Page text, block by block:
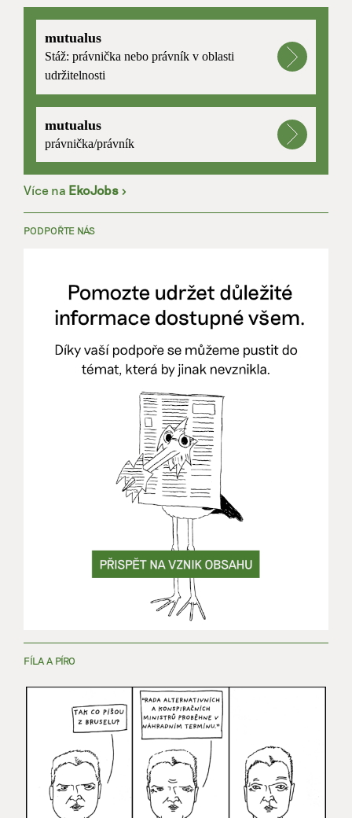
mutualus
Stáž: právnička nebo právník v oblasti
udržitelnosti
mutualus
právnička/právník
Více na EkoJobs >
PODPOŘTE NÁS
FÍLA A PÍRO